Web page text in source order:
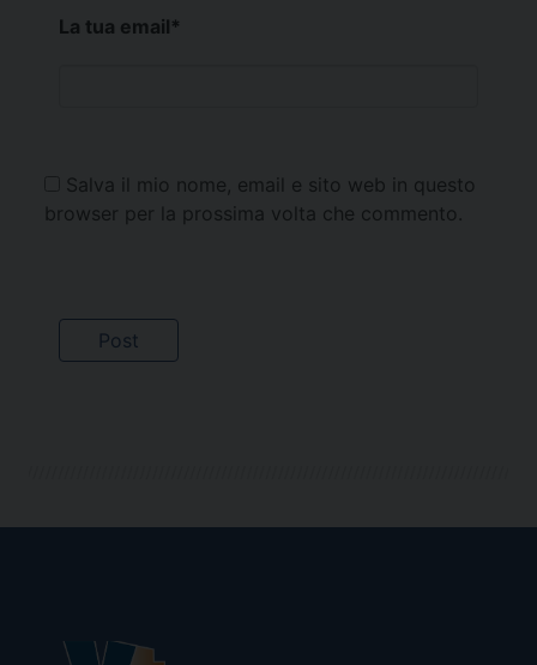
La tua email*
Salva il mio nome, email e sito web in questo
browser per la prossima volta che commento.